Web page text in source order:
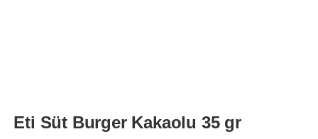
Eti Süt Burger Kakaolu 35 gr